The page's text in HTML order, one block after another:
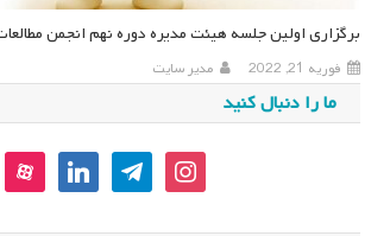
برگزاری اولین جلسه هیئت مدیره دوره نهم انجمن
فوریه 21, 2022 مدیر سایت
ما را دنبال کنید
instagram
telegram
linkedin
aparat